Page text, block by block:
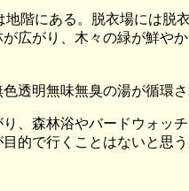
地階にある。脱衣場には脱
広がり、木々の緑が鮮や
透明無味無臭の湯が循環さ
、森林浴やバードウォッ
的で行くことはないと思